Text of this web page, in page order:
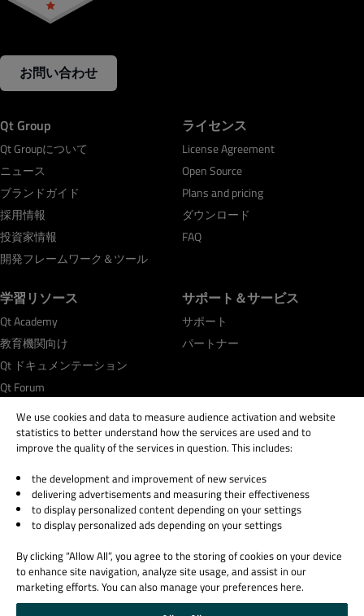
お問い合わせ
Qt Group
Qt Groupについて
ニュース
ブランドガイド
採用情報
投資家情報
開発フレームワーク＆ツール
ライセンス
License Agreement
Open Source
Plans and pricing
ダウンロード
FAQ
学習リソース
Qt Academy
教育機関向け
Qt ドキュメンテーション
Qt Forum
サポート＆サービス
サポート
パートナー
© 2026 The Qt Company
Legal Notice
Privacy and Cookie Policy
Trust Center
Cookie Settings
Email Preferences
We use cookies and data to measure audience activation and website
statistics to better understand how the services are used and to
improve the quality of the services in question. This includes:
the development and improvement of new services
delivering advertisements and measuring their effectiveness
to display personalized content depending on your settings
to display personalized ads depending on your settings
By clicking “Allow All”, you agree to the storing of cookies on your device
to enhance site navigation, analyze site usage, and assist in our
marketing efforts. You can also manage your preferences here.